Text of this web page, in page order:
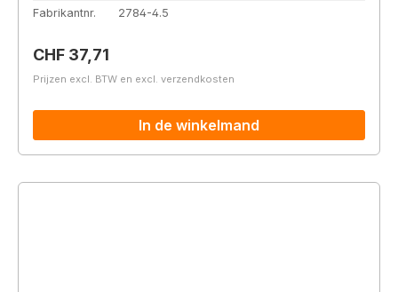
Fabrikantnr.
2784-4.5
Normale prijs:
CHF 37,71
Prijzen excl. BTW en excl. verzendkosten
In de winkelmand